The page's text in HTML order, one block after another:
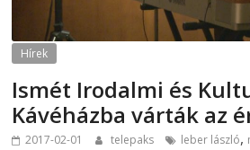
Hírek
Ismét Irodalmi és
Kávéházba várták az
2017-02-01 telepaks leber lászló,